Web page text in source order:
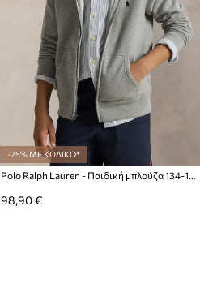
-25% ΜΕ ΚΩΔΙΚΟ*
Polo Ralph Lauren - Παιδική μπλούζα 134-176 cm
98,90 €